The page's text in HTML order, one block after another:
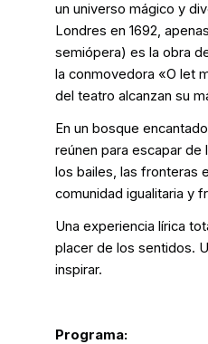
un universo mágico y
Londres en 1692,
semiópera) es la obra
la conmovedora «O let
del teatro alcanzan su
En un bosque
reúnen para escapar de
los bailes, las fronteras
comunidad igualitaria y
Una experiencia lírica
placer de los sentidos.
inspirar.
Programa: